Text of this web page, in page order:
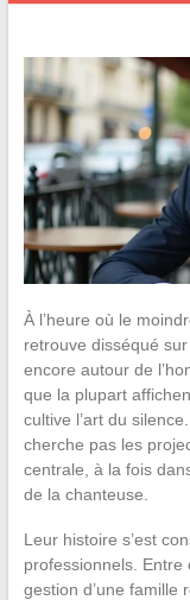
À l’heure où le
retrouve disséqué
encore autour de
que la plupart
cultive l’art du
cherche pas les
centrale, à la fois
de la chanteuse.
Leur histoire s’est
professionnels. Entre
gestion d’une famille